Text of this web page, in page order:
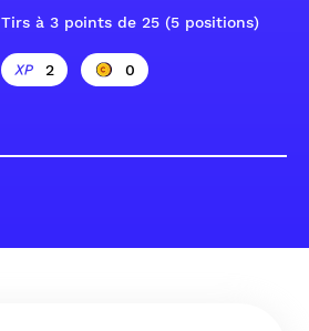
Tirs à 3 points de 25 (5 positions)
2 0